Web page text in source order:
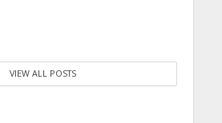
VIEW ALL POSTS